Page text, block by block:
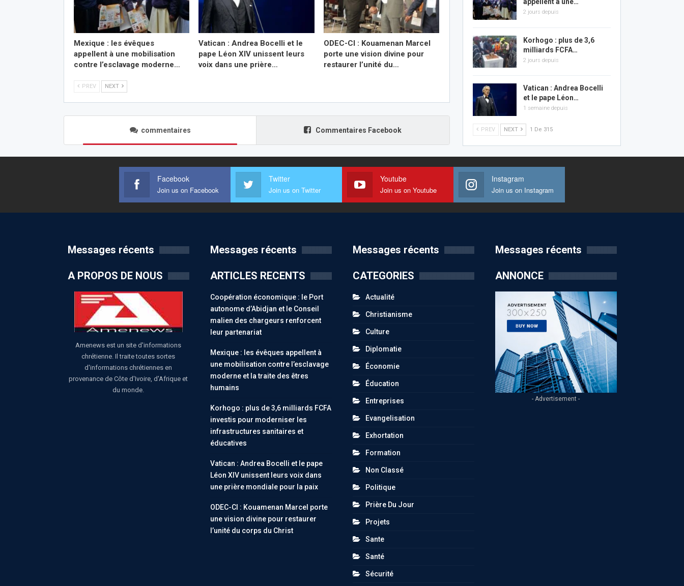
Mexique : les évêques
appellent à une mobilisation
contre l’esclavage moderne…
Vatican : Andrea Bocelli et le
pape Léon XIV unissent leurs
voix dans une prière…
ODEC-CI : Kouamenan Marcel
porte une vision divine pour
restaurer l’unité du…
PREV NEXT
commentaires Commentaires Facebook
2 jours depuis
Korhogo : plus de 3,6
milliards FCFA…
2 jours depuis
Vatican : Andrea Bocelli
et le pape Léon…
1 semaine depuis
PREV NEXT 1 De 315
Facebook
Join us on Facebook
Twitter
Join us on Twitter
Youtube
Join us on Youtube
Instagram
Join us on Instagram
Messages récents
A PROPOS DE NOUS
Amenews est un site d'informations
chrétienne. Il traite toutes sortes
d'informations chrétiennes en
provenance de Côte d'Ivoire, d'Afrique et
du monde.
Messages récents
ARTICLES RECENTS
Coopération économique : le Port
autonome d’Abidjan et le Conseil
malien des chargeurs renforcent
leur partenariat
Mexique : les évêques appellent à
une mobilisation contre l’esclavage
moderne et la traite des êtres
humains
Korhogo : plus de 3,6 milliards FCFA
investis pour moderniser les
infrastructures sanitaires et
éducatives
Vatican : Andrea Bocelli et le pape
Léon XIV unissent leurs voix dans
une prière mondiale pour la paix
ODEC-CI : Kouamenan Marcel porte
une vision divine pour restaurer
l’unité du corps du Christ
Messages récents
CATEGORIES
Actualité
Christianisme
Culture
Diplomatie
Économie
Éducation
Entreprises
Evangelisation
Exhortation
Formation
Non Classé
Politique
Prière Du Jour
Projets
Sante
Santé
Sécurité
Messages récents
ANNONCE
- Advertisement -